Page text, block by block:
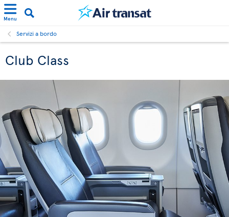
Menu
Servizi a bordo
Club Class